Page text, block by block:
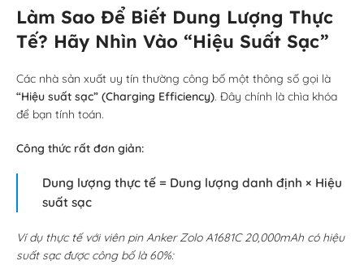
Làm Sao Để Biết Dung Lượng Thực
Tế? Hãy Nhìn Vào “Hiệu Suất Sạc”
Các nhà sản xuất uy tín thường công bố một thông số gọi là
“Hiệu suất sạc” (Charging Efficiency). Đây chính là chìa khóa
để bạn tính toán.
Công thức rất đơn giản:
Dung lượng thực tế = Dung lượng danh định × Hiệu
suất sạc
Ví dụ thực tế với viên pin Anker Zolo A1681C 20,000mAh có hiệu
suất sạc được công bố là 60%: